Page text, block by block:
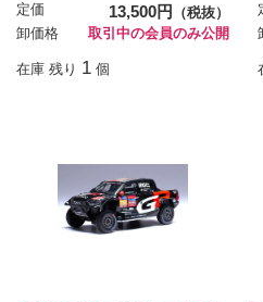
定価 13,500円
（税抜）
卸価格
取引中の会員のみ公開
在庫 残り 1 個